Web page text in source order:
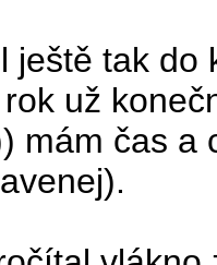
ještě tak
už
mám čas